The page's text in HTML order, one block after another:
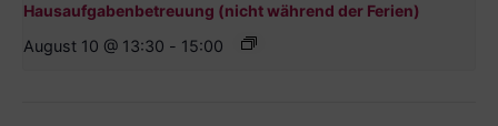
Hausaufgabenbetreuung (nicht während der Ferien)
August 10 @ 13:30 - 15:00